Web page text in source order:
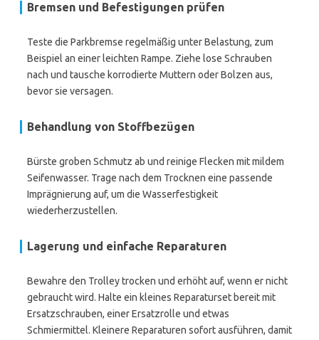
Bremsen und Befestigungen prüfen
Teste die Parkbremse regelmäßig unter Belastung, zum
Beispiel an einer leichten Rampe. Ziehe lose Schrauben
nach und tausche korrodierte Muttern oder Bolzen aus,
bevor sie versagen.
Behandlung von Stoffbezügen
Bürste groben Schmutz ab und reinige Flecken mit mildem
Seifenwasser. Trage nach dem Trocknen eine passende
Imprägnierung auf, um die Wasserfestigkeit
wiederherzustellen.
Lagerung und einfache Reparaturen
Bewahre den Trolley trocken und erhöht auf, wenn er nicht
gebraucht wird. Halte ein kleines Reparaturset bereit mit
Ersatzschrauben, einer Ersatzrolle und etwas
Schmiermittel. Kleinere Reparaturen sofort ausführen, damit